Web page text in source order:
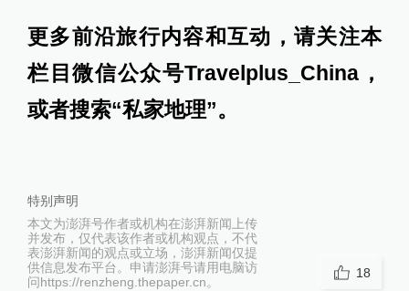
更多前沿旅行内容和互动，请关注本
栏目微信公众号Travelplus_China，
或者搜索“私家地理”。
特别声明
本文为澎湃号作者或机构在澎湃新闻上传
并发布，仅代表该作者或机构观点，不代
表澎湃新闻的观点或立场，澎湃新闻仅提
供信息发布平台。申请澎湃号请用电脑访
问https://renzheng.thepaper.cn。
18